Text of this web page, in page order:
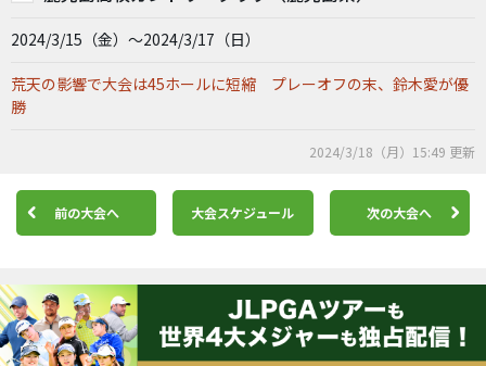
2024/3/15（金）～2024/3/17（日）
荒天の影響で大会は45ホールに短縮 プレーオフの末、鈴木愛が優
勝
2024/3/18（月）15:49 更新
前の大会へ 大会スケジュール 次の大会へ